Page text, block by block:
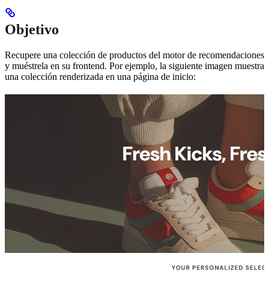
Objetivo
Recupere una colección de productos del motor de recomendaciones
y muéstrela en su frontend. Por ejemplo, la siguiente imagen muestra
una colección renderizada en una página de inicio: